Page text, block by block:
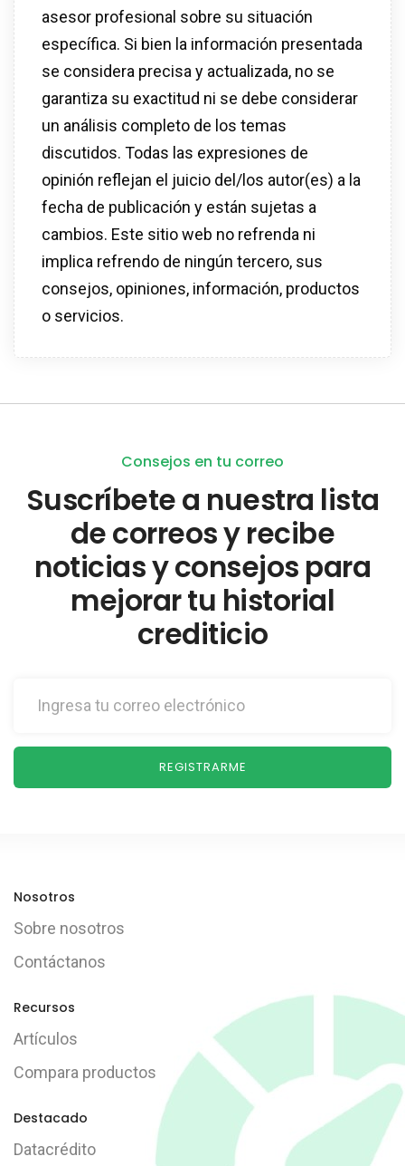
asesor profesional sobre su situación
específica. Si bien la información presentada
se considera precisa y actualizada, no se
garantiza su exactitud ni se debe considerar
un análisis completo de los temas
discutidos. Todas las expresiones de
opinión reflejan el juicio del/los autor(es) a la
fecha de publicación y están sujetas a
cambios. Este sitio web no refrenda ni
implica refrendo de ningún tercero, sus
consejos, opiniones, información, productos
o servicios.
Consejos en tu correo
Suscríbete a nuestra lista
de correos y recibe
noticias y consejos para
mejorar tu historial
crediticio
REGISTRARME
Nosotros
Sobre nosotros
Contáctanos
Recursos
Artículos
Compara productos
Destacado
Datacrédito